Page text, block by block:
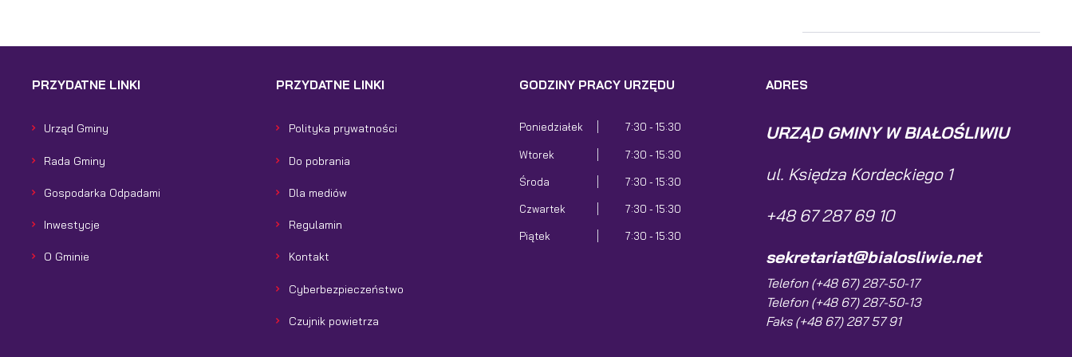
PRZYDATNE LINKI
Urząd Gminy
Rada Gminy
Gospodarka Odpadami
Inwestycje
O Gminie
PRZYDATNE LINKI
Polityka prywatności
Do pobrania
Dla mediów
Regulamin
Kontakt
Cyberbezpieczeństwo
Czujnik powietrza
GODZINY PRACY URZĘDU
Poniedziałek 7:30 - 15:30
Wtorek 7:30 - 15:30
Środa 7:30 - 15:30
Czwartek 7:30 - 15:30
Piątek 7:30 - 15:30
ADRES
URZĄD GMINY W BIAŁOŚLIWIU
ul. Księdza Kordeckiego 1
+48 67 287 69 10
sekretariat@bialosliwie.net
Telefon (+48 67) 287-50-17
Telefon (+48 67) 287-50-13
Faks (+48 67) 287 57 91